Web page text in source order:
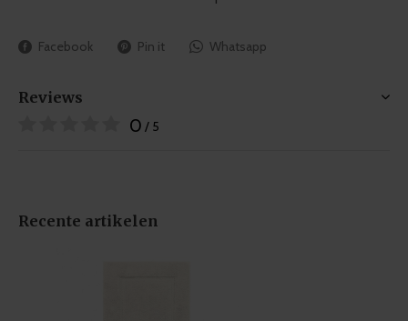
Facebook Pin it Whatsapp
Reviews
0 / 5
Recente artikelen